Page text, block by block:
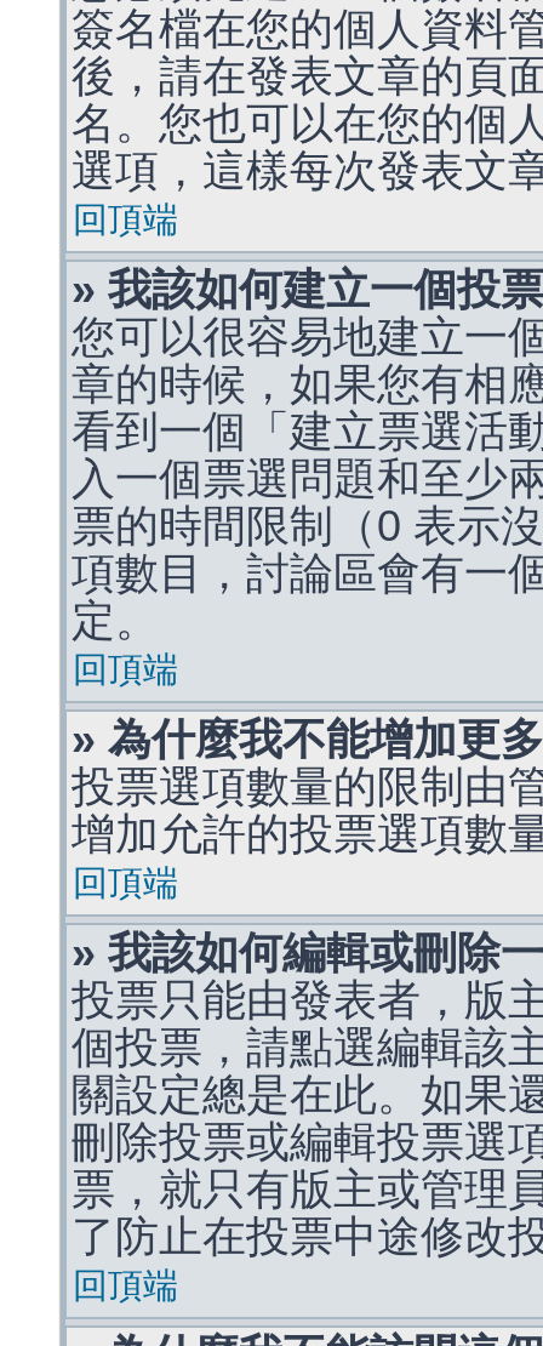
簽名檔在您的個人資料
後，請在發表文章的頁
名。您也可以在您的個
選項，這樣每次發表文
回頂端
» 我該如何建立一個投
您可以很容易地建立一
章的時候，如果您有相
看到一個「建立票選活
入一個票選問題和至少
票的時間限制（0 表示
項數目，討論區會有一
定。
回頂端
» 為什麼我不能增加更
投票選項數量的限制由
增加允許的投票選項數
回頂端
» 我該如何編輯或刪除
投票只能由發表者，版
個投票，請點選編輯該
關設定總是在此。如果
刪除投票或編輯投票選
票，就只有版主或管理
了防止在投票中途修改
回頂端